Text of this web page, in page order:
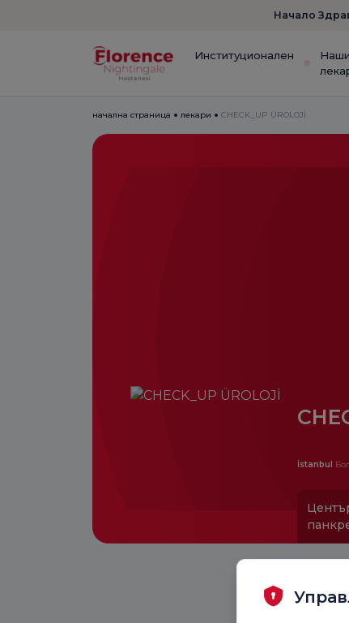
Начало
Институционален
начална страница лекари CHECK_UP ÜROLOJİ
İstanbul